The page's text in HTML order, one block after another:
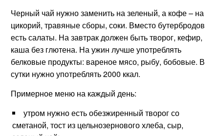
Черный чай нужно заменить на зеленый, а кофе – на
цикорий, травяные сборы, соки. Вместо бутербродов
есть салаты. На завтрак должен быть творог, кефир,
каша без глютена. На ужин лучше употреблять
белковые продукты: вареное мясо, рыбу, бобовые. В
сутки нужно употреблять 2000 ккал.
Примерное меню на каждый день:
утром нужно есть обезжиренный творог со
сметаной, тост из цельнозернового хлеба, сыр,